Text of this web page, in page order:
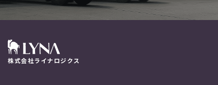
株式会社ライナロジクス